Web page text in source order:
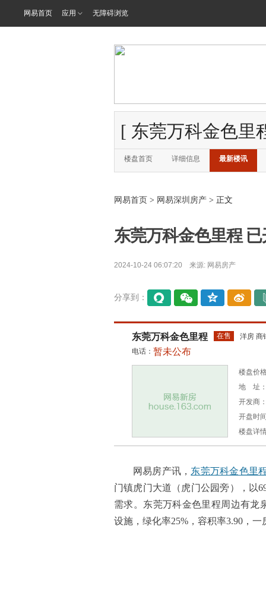
网易首页 应用 无障碍浏览
[ 东莞万科金色里
楼盘首页 详细信息 最新楼讯
网易首页 > 网易深圳房产 > 正文
东莞万科金色里程
2024-10-24 06:07:20 来源: 网易房产
分享到：
间
东莞万科金色里程 在售
洋房 商
电话： 暂未公布
楼盘价
地 址：
开发商
开盘时
楼盘详
网易房产讯， 东莞万科金色里
门镇虎门大道（虎门公园旁），以
需求。东莞万科金色里程周边有龙
设施，绿化率25%，容积率3.90，